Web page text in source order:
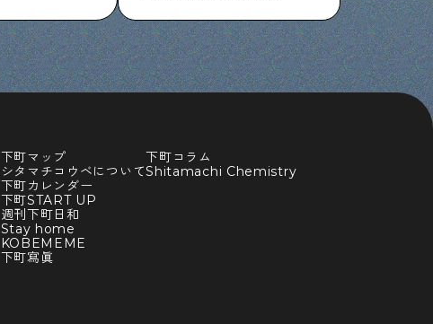
下町マップ
シタマチコウベについて
下町カレンダー
下町START UP
週刊下町日和
Stay home
KOBEMEME
下町寫眞
下町コラム
Shitamachi Chemistry